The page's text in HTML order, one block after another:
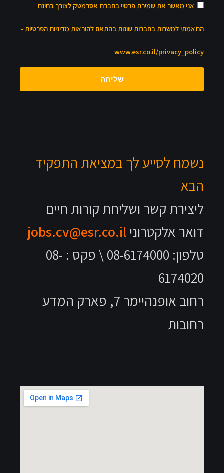
אסרמטק לצורך בחינת
להוראות מדיניות הפרטיות -
התפקיד
קורות חיים
טלפון: 08-6174000 \ פקס : 08-
רחוב אופנהיימר 7, פארק המדע